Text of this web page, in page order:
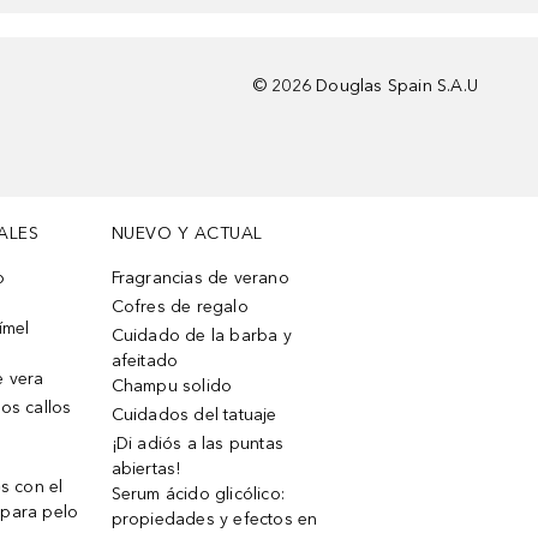
© 2026 Douglas Spain S.A.U
vera
callos
con el
pelo
NUEVO Y ACTUAL
Fragrancias de verano
Cofres de regalo
Cuidado de la barba y
afeitado
Champu solido
Cuidados del tatuaje
¡Di adiós a las puntas
abiertas!
Serum ácido glicólico:
propiedades y efectos en